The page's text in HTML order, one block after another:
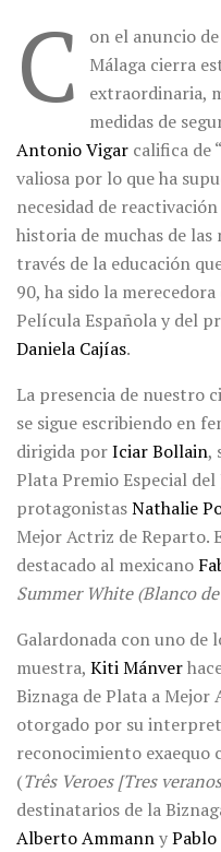
C
on el anuncio
Málaga cierra
extraordinaria,
medidas de
Antonio Vigar califica de
valiosa por lo que ha
necesidad de
historia de muchas de las
través de la educación
90, ha sido la
Película Española y del
Daniela Cajías.
La presencia de nuestro
se sigue escribiendo en
dirigida porIciar Bollain,
Plata Premio Especial del
protagonistasNathalie
Mejor Actriz de Reparto.
destacado al mexicano
Summer White (Blanco
Galardonada con uno de
muestra, Kiti Mánver
Biznaga de Plata a Mejor
otorgado por su
reconocimiento exaequo
(Três Veroes [Tres
destinatarios de la
Alberto Ammanny